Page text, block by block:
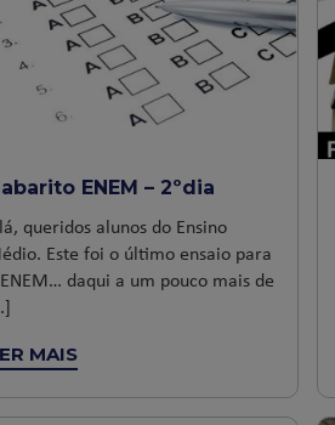
ENEM – 2ºdia
queridos alunos do Ensino
Este foi o último ensaio para
daqui a um pouco mais de
MAIS